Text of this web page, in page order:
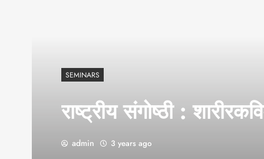
SEMINARS
राष्ट्रीय संगोष्ठी :
admin 3 years ago